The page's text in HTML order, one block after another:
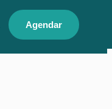
Agendar